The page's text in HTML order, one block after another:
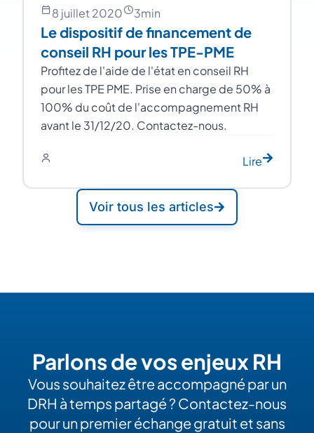
8 juillet 2020 3min
Le dispositif de financement de
conseil RH pour les TPE-PME
Profitez de l'aide de l'état en conseil RH
pour les TPE PME. Prise en charge de 50% à
100% du coût de l'accompagnement RH
avant le 31/12/20. Contactez-nous.
Lire
Voir tous les articles
Parlons de vos enjeux RH
Vous souhaitez être accompagné par un
DRH à temps partagé ? Contactez-nous
pour un premier échange gratuit et sans